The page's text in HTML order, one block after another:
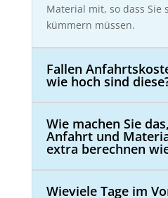
Material mit, so dass Sie
kümmern müssen.
Fallen
wie hoch sind
Wie machen Sie
Anfahrt und
extra berechnen
Wieviele Tage im